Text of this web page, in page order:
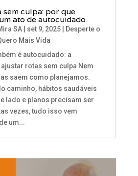
sem culpa: por que
ato de autocuidado
SA| set 9, 2025| Desperte o
Mais Vida
é autocuidado: a
rotas sem culpa Nem
saem como planejamos.
caminho, hábitos saudáveis
lado e planos precisam ser
vezes, tudo isso vem
um...